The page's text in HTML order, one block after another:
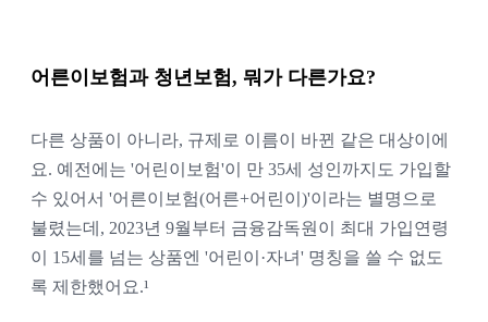
어른이보험과 청년보험, 뭐가 다른가요?
다른 상품이 아니라, 규제로 이름이 바뀐 같은 대상이에
요. 예전에는 '어린이보험'이 만 35세 성인까지도 가입할
수 있어서 '어른이보험(어른+어린이)'이라는 별명으로
불렸는데, 2023년 9월부터 금융감독원이 최대 가입연령
이 15세를 넘는 상품엔 '어린이·자녀' 명칭을 쓸 수 없도
록 제한했어요.¹